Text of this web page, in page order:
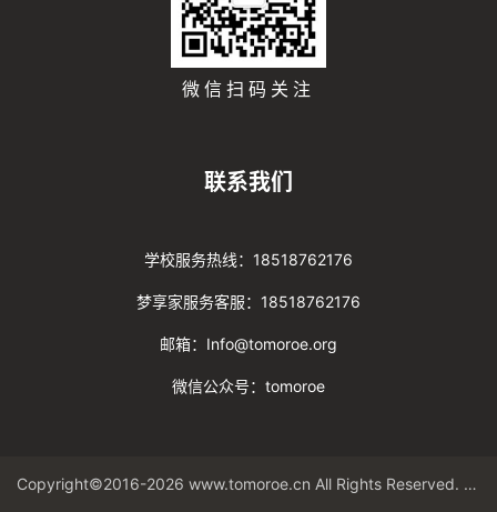
微信扫码关注
联系我们
学校服务热线：18518762176
梦享家服务客服：18518762176
邮箱：Info@tomoroe.org
微信公众号：tomoroe
Copyright©2016-2026 www.tomoroe.cn All Rights Reserved. 途梦 版权所有